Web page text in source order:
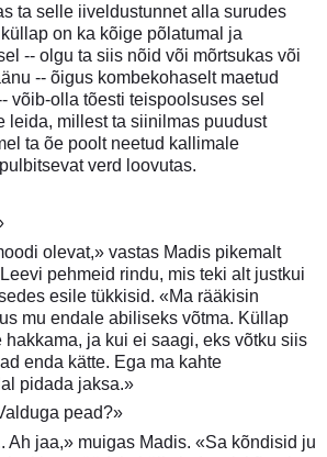
ta selle iiveldustunnet alla surudes
on ka kõige põlatumal ja
-- olgu ta siis nõid või mõrtsukas või
-- õigus kombekohaselt maetud
võib-olla tõesti teispoolsuses sel
leida, millest ta siinilmas puudust
ta õe poolt neetud kallimale
verd loovutas.
olevat,» vastas Madis pikemalt
pehmeid rindu, mis teki alt justkui
esile tükkisid. «Ma rääkisin
mu endale abiliseks võtma. Küllap
hakkama, ja kui ei saagi, eks võtku siis
enda kätte. Ega ma kahte
pidada jaksa.»
pead?»
Ah jaa,» muigas Madis. «Sa kõndisid ju